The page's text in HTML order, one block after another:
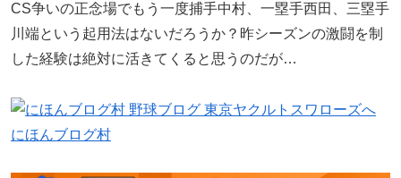
CS争いの正念場でもう一度捕手中村、一塁手西田、三塁手
川端という起用法はないだろうか？昨シーズンの激闘を制
した経験は絶対に活きてくると思うのだが…
にほんブログ村